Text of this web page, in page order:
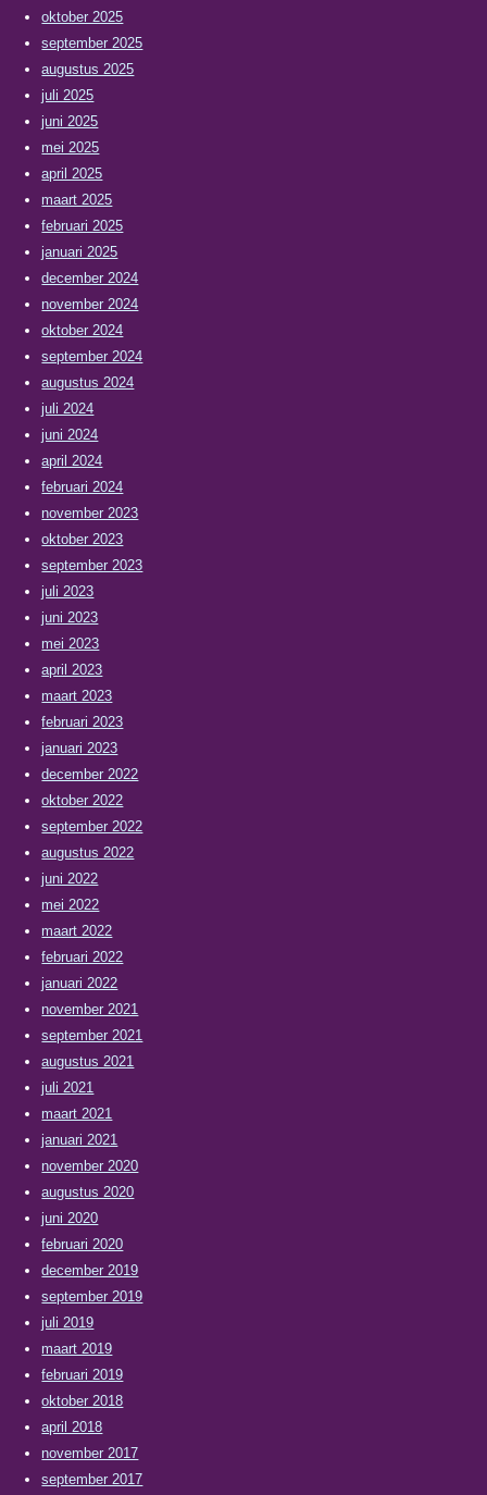
oktober 2025
september 2025
augustus 2025
juli 2025
juni 2025
mei 2025
april 2025
maart 2025
februari 2025
januari 2025
december 2024
november 2024
oktober 2024
september 2024
augustus 2024
juli 2024
juni 2024
april 2024
februari 2024
november 2023
oktober 2023
september 2023
juli 2023
juni 2023
mei 2023
april 2023
maart 2023
februari 2023
januari 2023
december 2022
oktober 2022
september 2022
augustus 2022
juni 2022
mei 2022
maart 2022
februari 2022
januari 2022
november 2021
september 2021
augustus 2021
juli 2021
maart 2021
januari 2021
november 2020
augustus 2020
juni 2020
februari 2020
december 2019
september 2019
juli 2019
maart 2019
februari 2019
oktober 2018
april 2018
november 2017
september 2017